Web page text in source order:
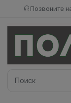
Позвоните